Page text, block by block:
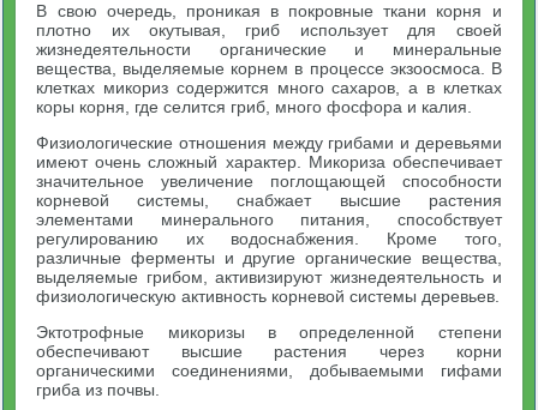
В свою очередь, проникая в покровные ткани корня и
плотно их окутывая, гриб использует для своей
жизнедеятельности органические и минеральные
вещества, выделяемые корнем в процессе экзоосмоса. В
клетках микориз содержится много сахаров, а в клетках
коры корня, где селится гриб, много фосфора и калия.
Физиологические отношения между грибами и деревьями
имеют очень сложный характер. Микориза обеспечивает
значительное увеличение поглощающей способности
корневой системы, снабжает высшие растения
элементами минерального питания, способствует
регулированию их водоснабжения. Кроме того,
различные ферменты и другие органические вещества,
выделяемые грибом, активизируют жизнедеятельность и
физиологическую активность корневой системы деревьев.
Эктотрофные микоризы в определенной степени
обеспечивают высшие растения через корни
органическими соединениями, добываемыми гифами
гриба из почвы.